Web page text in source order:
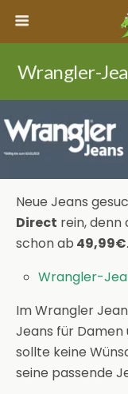
Wrangler-
Neue Jeans
Direct rein,
schon ab 49,99€.
Wrangler-
Im Wrangler
Jeans für Damen
sollte keine
seine passende